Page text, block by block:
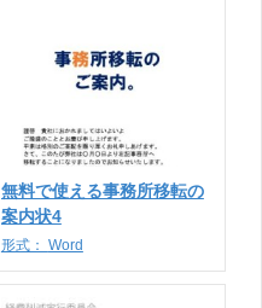
無料で使える事務所移転の
案内状4
形式： Word